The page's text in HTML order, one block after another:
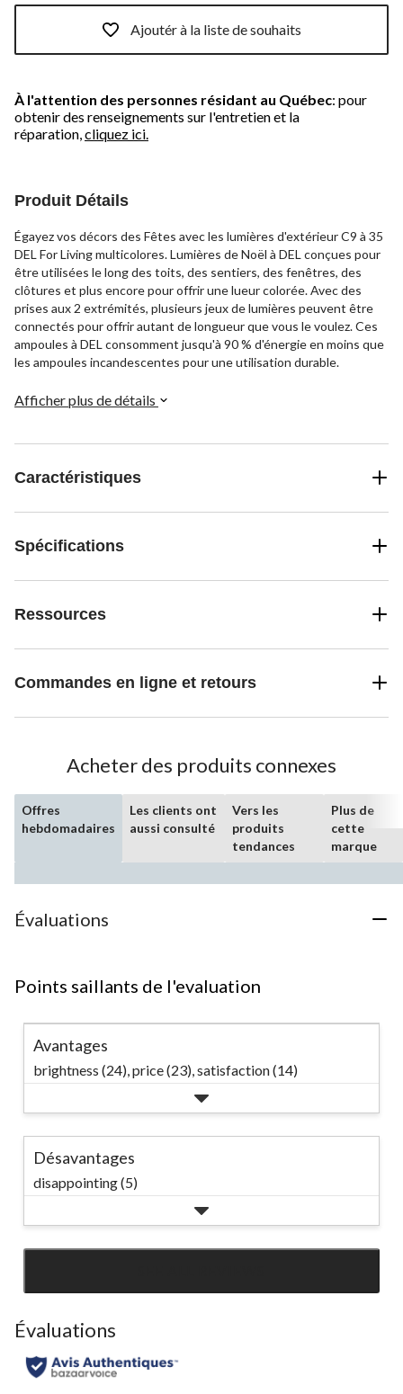
Ajoutér à la liste de souhaits
À l'attention des personnes résidant au Québec: pour
obtenir des renseignements sur l'entretien et la
réparation, cliquez ici.
Produit Détails
Égayez vos décors des Fêtes avec les lumières d'extérieur C9 à 35
DEL For Living multicolores. Lumières de Noël à DEL conçues pour
être utilisées le long des toits, des sentiers, des fenêtres, des
clôtures et plus encore pour offrir une lueur colorée. Avec des
prises aux 2 extrémités, plusieurs jeux de lumières peuvent être
connectés pour offrir autant de longueur que vous le voulez. Ces
ampoules à DEL consomment jusqu'à 90 % d'énergie en moins que
les ampoules incandescentes pour une utilisation durable.
Afficher plus de détails
Caractéristiques
Spécifications
Ressources
Commandes en ligne et retours
Acheter des produits connexes
Offres
hebdomadaires
Les clients ont
aussi consulté
Vers les
produits
tendances
Plus de
cette
marque
Évaluations
Points saillants de l'evaluation
Avantages
brightness (24), price (23), satisfaction (14)
Désavantages
disappointing (5)
Évaluations